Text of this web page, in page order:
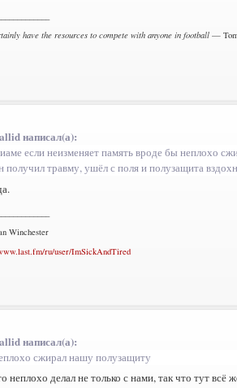
have the resources to compete with anyone in football —
написал(а):
если неизменяет память вроде бы неплохо
получил травму, ушёл с поля и полузащита
Winchester
ru/user/ImSickAndTired
написал(а):
сжирал нашу полузащиту
неплохо делал не только с нами, так что тут